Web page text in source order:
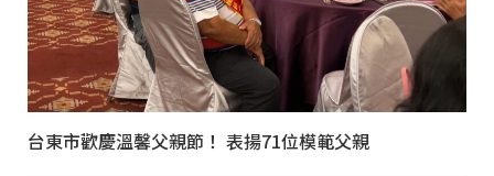
台東市歡慶溫馨父親節！ 表揚71位模範父親